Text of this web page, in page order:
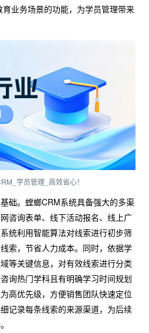
业务场景的功能，为学员管理带来
学员管理_高效省心！
础。螳螂CRM系统具备强大的多渠
咨询表单、线下活动报名、线上广
统利用智能算法对线索进行初步筛
索，节省人力成本。同时，依据学
等关键信息，对有效线索进行分类
询热门学科且有明确学习时间规划
高优先级，方便销售团队快速定位
记录每条线索的来源渠道，为后续